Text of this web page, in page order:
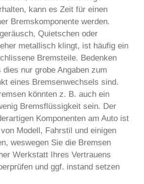
kann es Zeit für einen
Bremskomponente werden.
Quietschen oder
metallisch klingt, ist häufig ein
Bremsteile. Bedenken
nur grobe Angaben zum
eines Bremsenwechsels sind.
könnten z. B. auch ein
Bremsflüssigkeit sein. Der
Komponenten am Auto ist
Modell, Fahrstil und einigen
weswegen Sie die Bremsen
Werkstatt Ihres Vertrauens
und ggf. instand setzen